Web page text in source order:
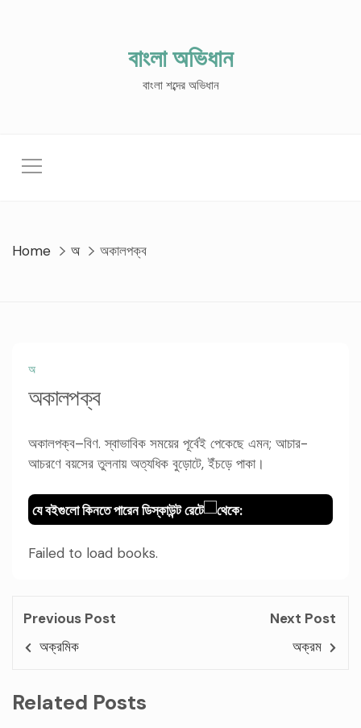
বাংলা অভিধান
বাংলা শব্দের অভিধান
Home অ অকালপক্ব
অ
অকালপক্ব
অকালপক্ব–বিণ. স্বাভাবিক সময়ের পূর্বেই পেকেছে এমন; আচার-
আচরণে বয়সের তুলনায় অত্যধিক বুড়োটে, ইঁচড়ে পাকা।
যে বইগুলো কিনতে পারেন ডিস্কাউন্ট রেটে থেকে:
Failed to load books.
Previous Post
অক্রমিক
Next Post
অক্রম
Related Posts